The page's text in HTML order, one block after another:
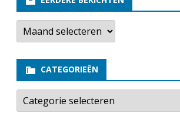
E
r
e
e
b
r
CATEGORIEËN
C
t